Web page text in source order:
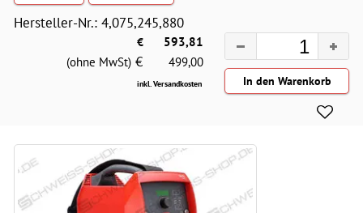
Hersteller-Nr.: 4,075,245,880
€
593,81
(ohne MwSt) € 499,00
inkl. Versandkosten